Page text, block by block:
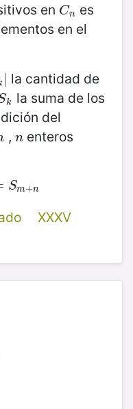
en Cn
Cn es
en el
la cantidad de
k
k la suma de los
del
, n
nenteros
Sm+n
m+n
XXXV